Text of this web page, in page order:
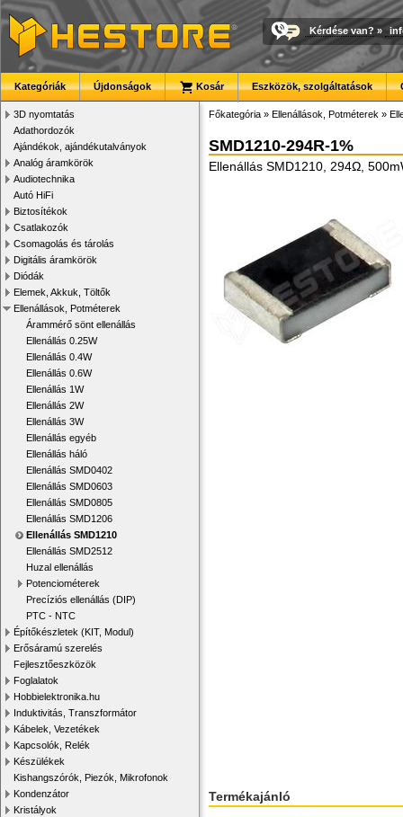
Kérdése van? »
Kategóriák Újdonságok Kosár Eszközök, szolgáltatások
3D nyomtatás
Adathordozók
Ajándékok, ajándékutalványok
Analóg áramkörök
Audiotechnika
Autó HiFi
Biztosítékok
Csatlakozók
Csomagolás és tárolás
Digitális áramkörök
Diódák
Elemek, Akkuk, Töltők
Ellenállások, Potméterek
Árammérő sönt ellenállás
Ellenállás 0.25W
Ellenállás 0.4W
Ellenállás 0.6W
Ellenállás 1W
Ellenállás 2W
Ellenállás 3W
Ellenállás egyéb
Ellenállás háló
Ellenállás SMD0402
Ellenállás SMD0603
Ellenállás SMD0805
Ellenállás SMD1206
Ellenállás SMD1210
Ellenállás SMD2512
Huzal ellenállás
Potenciométerek
Precíziós ellenállás (DIP)
PTC - NTC
Építőkészletek (KIT, Modul)
Erősáramú szerelés
Fejlesztőeszközök
Foglalatok
Hobbielektronika.hu
Induktivitás, Transzformátor
Kábelek, Vezetékek
Kapcsolók, Relék
Készülékek
Kishangszórók, Piezók, Mikrofonok
Kondenzátor
Kristályok
Főkategória » Ellenállások, Potméterek »
SMD1210-294R-1%
Ellenállás SMD1210, 294Ω,
Termékajánló